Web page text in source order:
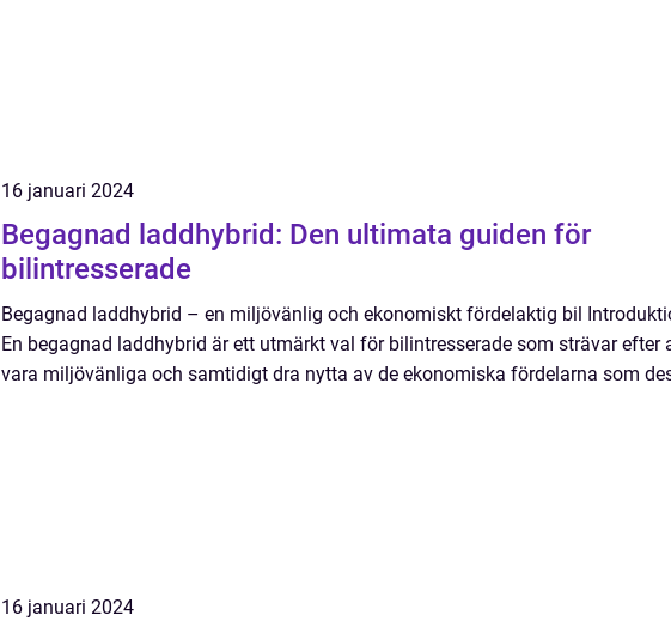
16 januari 2024
Begagnad laddhybrid: Den ultimata guiden för
bilintresserade
Begagnad laddhybrid – en miljövänlig och ekonomiskt fördelaktig bil
En begagnad laddhybrid är ett utmärkt val för bilintresserade som strävar efter
vara miljövänliga och samtidigt dra nytta av de ekonomiska fördelarna som
16 januari 2024